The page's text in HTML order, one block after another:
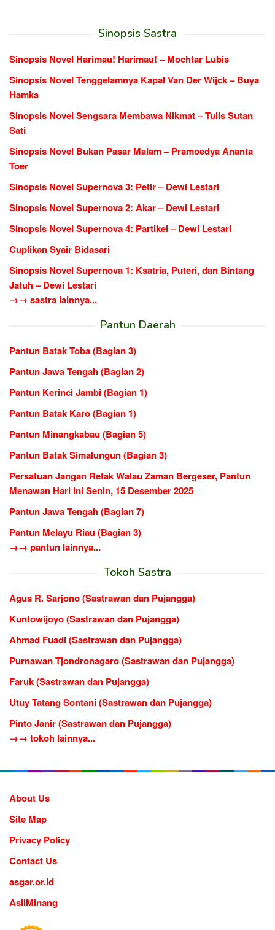
Sinopsis Sastra
Sinopsis Novel Harimau! Harimau! – Mochtar Lubis
Sinopsis Novel Tenggelamnya Kapal Van Der Wijck – Buya
Hamka
Sinopsis Novel Sengsara Membawa Nikmat – Tulis Sutan
Sati
Sinopsis Novel Bukan Pasar Malam – Pramoedya Ananta
Toer
Sinopsis Novel Supernova 3: Petir – Dewi Lestari
Sinopsis Novel Supernova 2: Akar – Dewi Lestari
Sinopsis Novel Supernova 4: Partikel – Dewi Lestari
Cuplikan Syair Bidasari
Sinopsis Novel Supernova 1: Ksatria, Puteri, dan Bintang
Jatuh – Dewi Lestari
→→ sastra lainnya...
Pantun Daerah
Pantun Batak Toba (Bagian 3)
Pantun Jawa Tengah (Bagian 2)
Pantun Kerinci Jambi (Bagian 1)
Pantun Batak Karo (Bagian 1)
Pantun Minangkabau (Bagian 5)
Pantun Batak Simalungun (Bagian 3)
Persatuan Jangan Retak Walau Zaman Bergeser, Pantun
Menawan Hari ini Senin, 15 Desember 2025
Pantun Jawa Tengah (Bagian 7)
Pantun Melayu Riau (Bagian 3)
→→ pantun lainnya...
Tokoh Sastra
Agus R. Sarjono (Sastrawan dan Pujangga)
Kuntowijoyo (Sastrawan dan Pujangga)
Ahmad Fuadi (Sastrawan dan Pujangga)
Purnawan Tjondronagaro (Sastrawan dan Pujangga)
Faruk (Sastrawan dan Pujangga)
Utuy Tatang Sontani (Sastrawan dan Pujangga)
Pinto Janir (Sastrawan dan Pujangga)
→→ tokoh lainnya...
About Us
Site Map
Privacy Policy
Contact Us
asgar.or.id
AsliMinang